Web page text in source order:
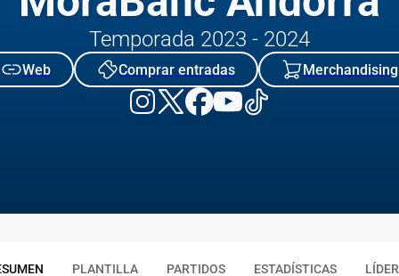
Temporada 2023 - 2024
Web Comprar entradas Merchandising
PLANTILLA PARTIDOS ESTADÍSTICAS